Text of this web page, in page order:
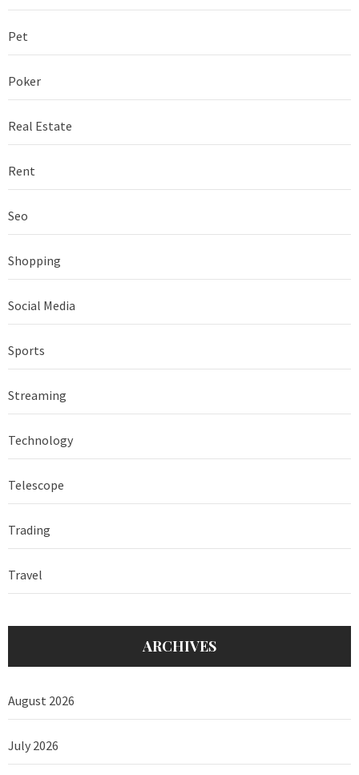
Pet
Poker
Real Estate
Rent
Seo
Shopping
Social Media
Sports
Streaming
Technology
Telescope
Trading
Travel
ARCHIVES
August 2026
July 2026